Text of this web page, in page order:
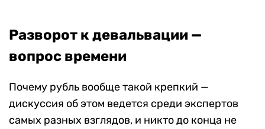
Разворот к девальвации —
вопрос времени
Почему рубль вообще такой крепкий —
дискуссия об этом ведется среди экспертов
самых разных взглядов, и никто до конца не